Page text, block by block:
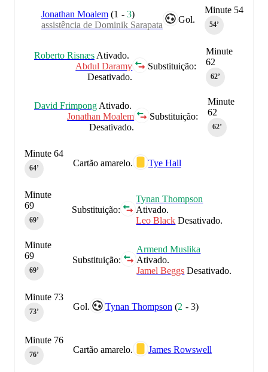
Minute 54
54‎’‎
Gol.
Jonathan Moalem (1 -3)
assistência de Dominik Sarapata
Minute
62
62‎’‎
Substituição:
Roberto Risnæs Ativado.
Abdul Daramy
Desativado.
Minute
62
62‎’‎
Substituição:
David Frimpong Ativado.
Jonathan Moalem
Desativado.
Cartão amarelo. Tye Hall
Minute 64
64‎’‎
Substituição:
Tynan Thompson
Ativado.
Leo Black Desativado.
Minute
69
69‎’‎
Substituição:
Armend Muslika
Ativado.
Jamel Beggs Desativado.
Minute
69
69‎’‎
Gol. Tynan Thompson (2 -3)
Minute 73
73‎’‎
Cartão amarelo. James Rowswell
Minute 76
76‎’‎